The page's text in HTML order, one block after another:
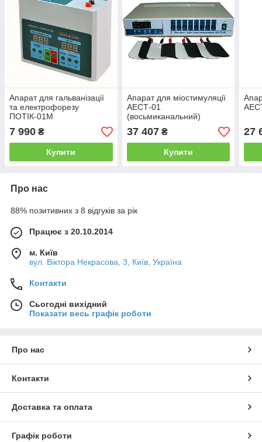
Апарат для гальванізації
та електрофорезу
ПОТІК-01М
7 990 ₴
Купити
Апарат для міостимуляції
АЕСТ-01
(восьмиканальний)
37 407₴
Купити
27
Про нас
88% позитивних з 8 відгуків за рік
Працює з 20.10.2014
м. Київ
вул. Вiктора Некрасова, 3, Київ, Україна
Контакти
Сьогодні вихідний
Показати весь графік роботи
Про нас
Контакти
Доставка та оплата
Графік роботи